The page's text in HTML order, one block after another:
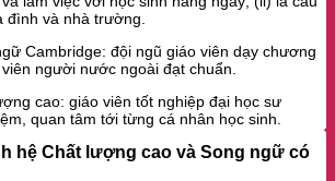
đình và nhà trường.
Cambridge: đội ngũ giáo viên dạy chương
người nước ngoài đạt chuẩn.
cao: giáo viên tốt nghiệp đại học sư
quan tâm tới từng cá nhân học sinh.
hệ Chất lượng cao và Song ngữ có